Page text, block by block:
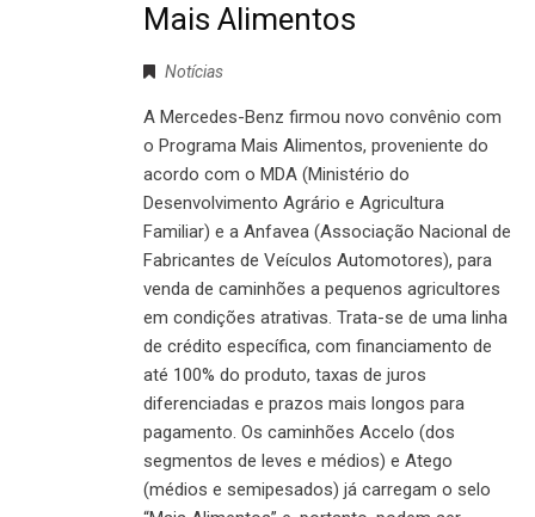
Mais Alimentos
Notícias
A Mercedes-Benz firmou novo convênio com
o Programa Mais Alimentos, proveniente do
acordo com o MDA (Ministério do
Desenvolvimento Agrário e Agricultura
Familiar) e a Anfavea (Associação Nacional de
Fabricantes de Veículos Automotores), para
venda de caminhões a pequenos agricultores
em condições atrativas. Trata-se de uma linha
de crédito específica, com financiamento de
até 100% do produto, taxas de juros
diferenciadas e prazos mais longos para
pagamento. Os caminhões Accelo (dos
segmentos de leves e médios) e Atego
(médios e semipesados) já carregam o selo